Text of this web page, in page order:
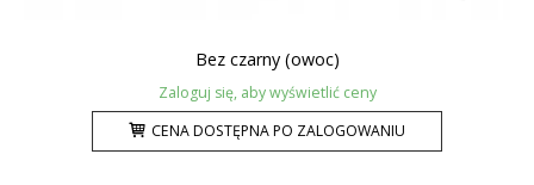
Bez czarny (owoc)
Zaloguj się, aby wyświetlić ceny
CENA DOSTĘPNA PO ZALOGOWANIU